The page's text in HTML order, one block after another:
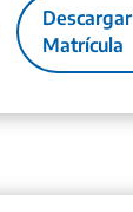
Descargar
Matrícula